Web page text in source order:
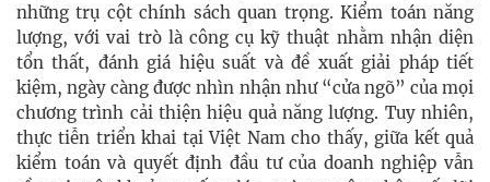
những trụ cột chính sách quan trọng. Kiểm toán năng
lượng, với vai trò là công cụ kỹ thuật nhằm nhận diện
tổn thất, đánh giá hiệu suất và đề xuất giải pháp tiết
kiệm, ngày càng được nhìn nhận như “cửa ngõ” của mọi
chương trình cải thiện hiệu quả năng lượng. Tuy nhiên,
thực tiễn triển khai tại Việt Nam cho thấy, giữa kết quả
kiểm toán và quyết định đầu tư của doanh nghiệp vẫn